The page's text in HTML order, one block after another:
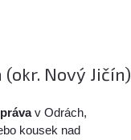
Nový Jičín)
v Odrách,
kousek nad